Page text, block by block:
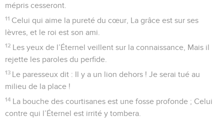
mépris cesseront.
11 Celui qui aime la pureté du cœur, La grâce est sur ses
lèvres, et le roi est son ami.
12 Les yeux de l’Éternel veillent sur la connaissance, Mais il
rejette les paroles du perfide.
13 Le paresseux dit : Il y a un lion dehors ! Je serai tué au
milieu de la place !
14 La bouche des courtisanes est une fosse profonde ; Celui
contre qui l’Éternel est irrité y tombera.